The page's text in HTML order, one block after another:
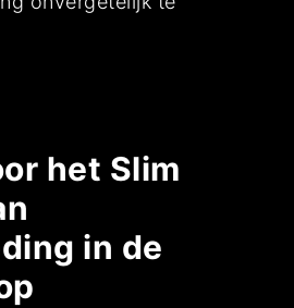
het Slim
in de